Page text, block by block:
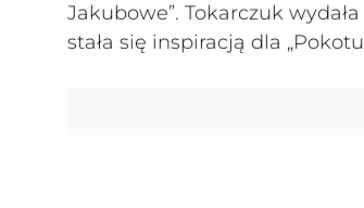
Jakubowe”. Tokarczuk
stała się inspiracją dla